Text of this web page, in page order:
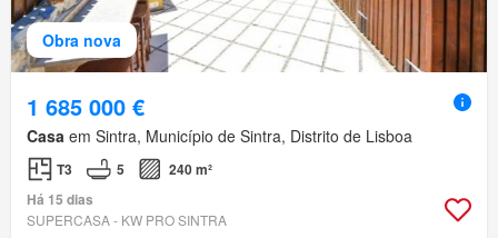
Obra nova
1 685 000 €
Casa em Sintra, Município de Sintra, Distrito de Lisboa
T3 5
240 m²
Há 15 dias
SUPERCASA - KW PRO SINTRA